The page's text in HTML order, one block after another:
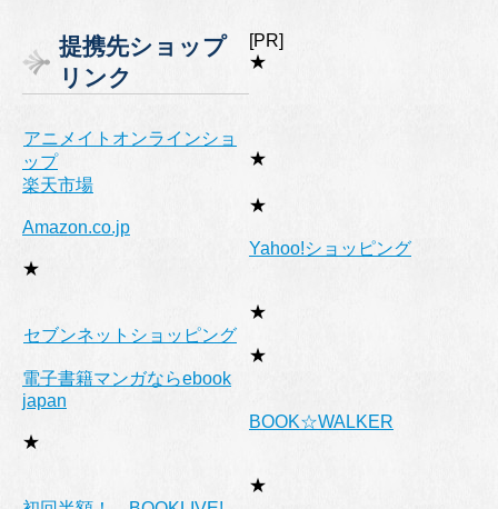
リ
ー
提携先ショップ
リンク
[PR]
★
アニメイトオンラインショ
ップ
★
楽天市場
★
Amazon.co.jp
★
Yahoo!ショッピング
★
セブンネットショッピング
★
電子書籍マンガならebook
japan
★
BOOK☆WALKER
★